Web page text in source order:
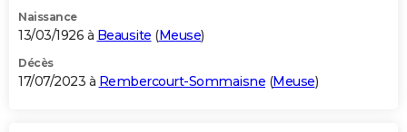
Naissance
13/03/1926 à Beausite (Meuse)
Décès
17/07/2023 à Rembercourt-Sommaisne (Meuse)